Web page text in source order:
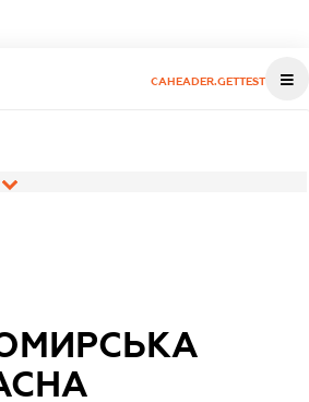
CAHEADER.GETTEST